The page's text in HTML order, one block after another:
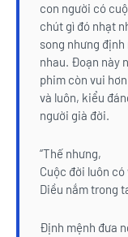
con người có
chút gì đó nhạt
song nhưng
nhau. Đoạn này
phim còn vui
và luôn, kiểu
người già đời.
“Thế nhưng,
Cuộc đời luôn
Diều nắm trong
Định mệnh đưa